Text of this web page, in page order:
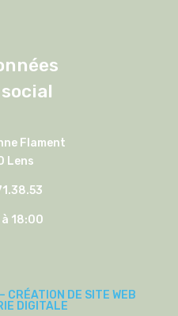
Flament
Lens
18:00
CRÉATION DE SITE WEB
DIGITALE